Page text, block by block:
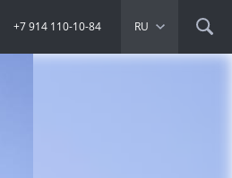
RU
+7 914 110-10-84